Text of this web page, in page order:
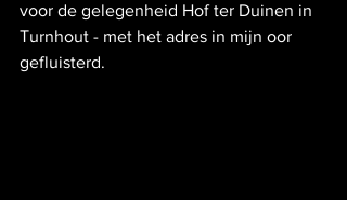
voor de gelegenheid Hof ter Duinen in
Turnhout - met het adres in mijn oor
gefluisterd.